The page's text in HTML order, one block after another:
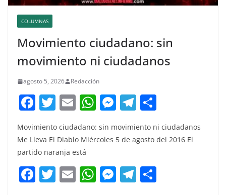
COLUMNAS
Movimiento ciudadano: sin
movimiento ni ciudadanos
agosto 5, 2026 Redacción
F
a
c
e
b
o
T
w
itt
er
E
m
ai
l
W
h
at
A
p
M
ss
n
g
T
e
gr
a
m
o
m
Movimiento ciudadano: sin movimiento ni ciudadanos
Me Lleva El Diablo Miércoles 5 de agosto del 2016 El
partido naranja está
F T E W M T